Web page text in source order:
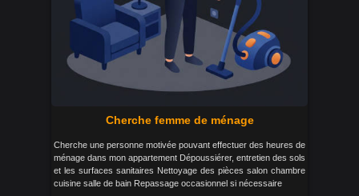
Cherche femme de ménage
Cherche une personne motivée pouvant effectuer des heures de
ménage dans mon appartement Dépoussiérer, entretien des sols
et les surfaces sanitaires Nettoyage des pièces salon chambre
cuisine salle de bain Repassage occasionnel si nécessaire